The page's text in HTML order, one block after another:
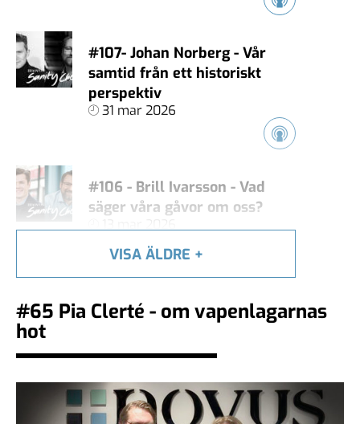
#107- Johan Norberg - Vår
samtid från ett historiskt
perspektiv
31 mar 2026
#106 - Brill Ivarsson - Vad
säger våra gåvor om oss?
#105 - Carl Heath - Äger
techjättarna vårt
06 feb 2026
VISA ÄLDRE +
#65 Pia Clerté - om vapenlagarnas
hot